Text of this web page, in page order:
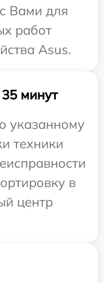
Вами для
работ
Asus.
минут
указанному
техники
в
центр